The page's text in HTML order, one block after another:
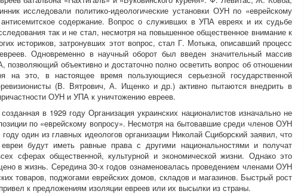
исследовали политико-идеологические установки ОУН по «еврейскому
антисемитское содержание. Вопрос о служивших в УПА евреях и их судьбе
так и не стал, несмотря на повышенное общественное внимание к
историков, затронувших этот вопрос, стал Г. Мотыка, описавший процесс
Одновременно в научный оборот был введен значительный массив
объективно и достаточно полно осветить вопрос об отношении
это, в настоящее время пользующиеся серьезной государственной
ревизионисты (В. Вятрович, А. Ищенко и др.) активно пытаются внедрить в
ОУН и УПА к уничтожению евреев.
в 1929 году Организация украинских националистов изначально не
по «еврейскому вопросу». Несмотря на бытовавшие среди членов ОУН
один из главных идеологов организации Николай Сциборский заявил, что
будут иметь равные права с другими национальностями и получат
сферах общественной, культурной и экономической жизни. Однако это
в жизнь. Середина 30-х годов ознаменовалась проведением членами ОУН
товаров, поджогами еврейских домов, складов и магазинов. Быстрый рост
к предложениям изоляции евреев или их высылки из страны.